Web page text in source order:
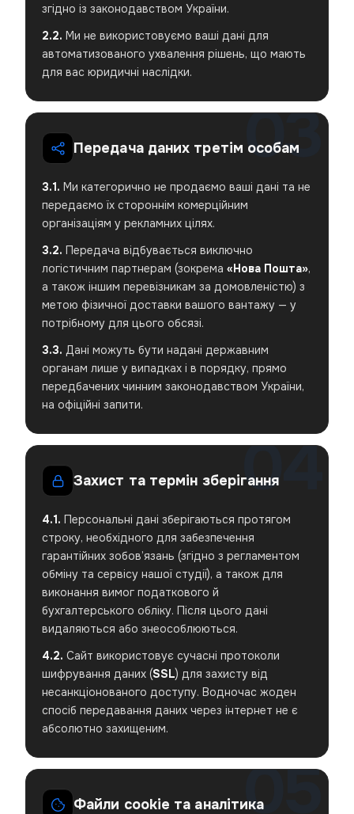
згідно із законодавством України.
2.2. Ми не використовуємо ваші дані для
автоматизованого ухвалення рішень, що мають
для вас юридичні наслідки.
Передача даних третім особам
3.1. Ми категорично не продаємо ваші дані та не
передаємо їх стороннім комерційним
організаціям у рекламних цілях.
3.2. Передача відбувається виключно
логістичним партнерам (зокрема «Нова Пошта»,
а також іншим перевізникам за домовленістю) з
метою фізичної доставки вашого вантажу — у
потрібному для цього обсязі.
3.3. Дані можуть бути надані державним
органам лише у випадках і в порядку, прямо
передбачених чинним законодавством України,
на офіційні запити.
Захист та термін зберігання
4.1. Персональні дані зберігаються протягом
строку, необхідного для забезпечення
гарантійних зобов’язань (згідно з регламентом
обміну та сервісу нашої студії), а також для
виконання вимог податкового й
бухгалтерського обліку. Після цього дані
видаляються або знеособлюються.
4.2. Сайт використовує сучасні протоколи
шифрування даних (SSL) для захисту від
несанкціонованого доступу. Водночас жоден
спосіб передавання даних через інтернет не є
абсолютно захищеним.
Файли cookie та аналітика